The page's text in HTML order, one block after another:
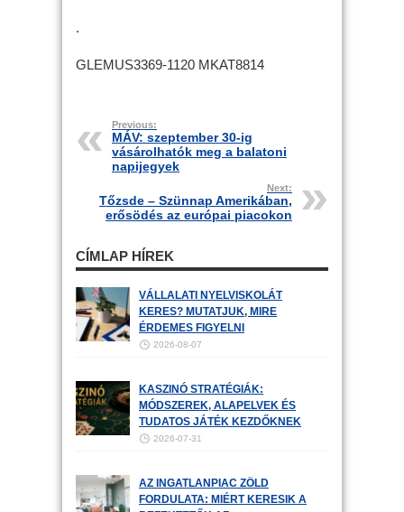
.
GLEMUS3369-1120 MKAT8814
Previous:
MÁV: szeptember 30-ig
vásárolhatók meg a balatoni
napijegyek
Next:
Tőzsde – Szünnap Amerikában,
erősödés az európai piacokon
CÍMLAP HÍREK
VÁLLALATI NYELVISKOLÁT
KERES? MUTATJUK, MIRE
ÉRDEMES FIGYELNI
2026-08-07
KASZINÓ STRATÉGIÁK:
MÓDSZEREK, ALAPELVEK ÉS
TUDATOS JÁTÉK KEZDŐKNEK
2026-07-31
AZ INGATLANPIAC ZÖLD
FORDULATA: MIÉRT KERESIK A